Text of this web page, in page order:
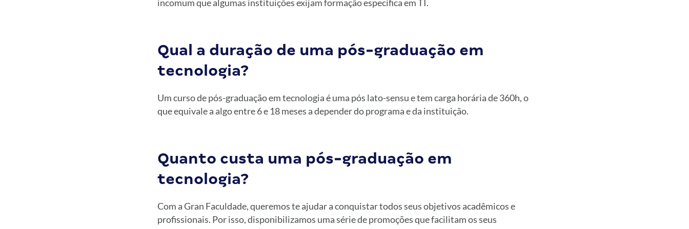
incomum que algumas instituições exijam formação específica em TI.
Qual a duração de uma pós-graduação em
tecnologia?
Um curso de pós-graduação em tecnologia é uma pós lato-sensu e tem carga horária de 360h, o
que equivale a algo entre 6 e 18 meses a depender do programa e da instituição.
Quanto custa uma pós-graduação em
tecnologia?
Com a Gran Faculdade, queremos te ajudar a conquistar todos seus objetivos acadêmicos e
profissionais. Por isso, disponibilizamos uma série de promoções que facilitam os seus